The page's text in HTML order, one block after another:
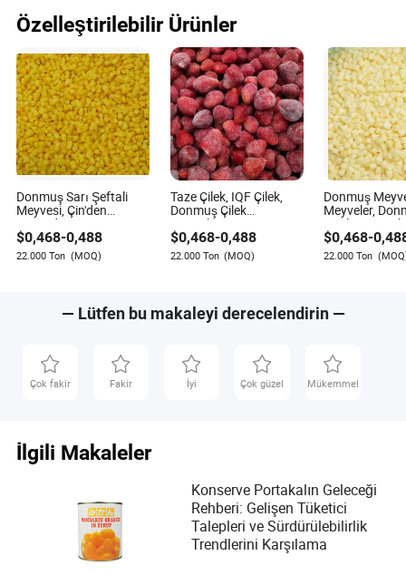
Özelleştirilebilir Ürünler
Donmuş Sarı Şeftali
Meyvesi, Çin'den
Doğrudan IQF Sarı
Şeftali Küpleri
$0,468-0,488
22.000 Ton (MOQ)
Taze Çilek, IQF Çilek,
Donmuş Çilek
Meyveleri, Donmuş
Kurutulmuş Meyveler
$0,468-0,488
22.000 Ton (MOQ)
Donmuş
Meyveler,
Küpleri, IQF
Meyvesi
$0,468-
22.000 Ton
— Lütfen bu makaleyi derecelendirin —
Çok fakir Fakir İyi Çok güzel Mükemmel
İlgili Makaleler
Konserve Portakalın Geleceği
Rehberi: Gelişen Tüketici
Talepleri ve Sürdürülebilirlik
Trendlerini Karşılama